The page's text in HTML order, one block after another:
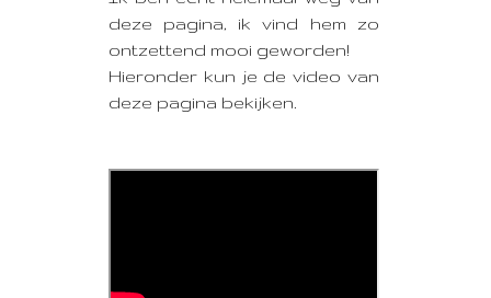
deze pagina, ik vind hem zo
ontzettend mooi geworden!
Hieronder kun je de video van
deze pagina bekijken.